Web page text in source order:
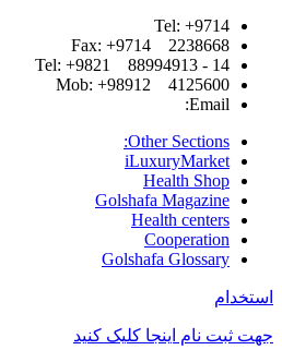
Tel: +9714
Fax: +9714 2238668
Tel: +9821 88994913 - 14
Mob: +98912 4125600
Email:
Other Sections:
iLuxuryMarket
Health Shop
Golshafa Magazine
Health centers
Cooperation
Golshafa Glossary
استخدام
جهت ثبت نام اینجا کلیک کنید